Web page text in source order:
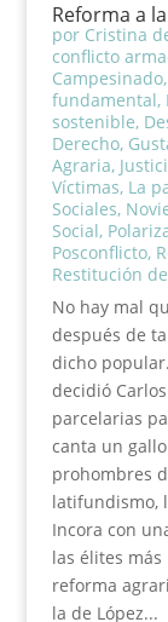
Reforma a
por Cristina
conflicto
Campesinado,
fundamental,
sostenible,
Derecho,
Agraria,
Víctimas, La
Sociales,
Social,
Posconflicto,
Restitución
No hay mal
después de
dicho
decidió
parcelarias
canta un
prohombres
latifundismo,
Incora con
las élites
reforma
la de López...